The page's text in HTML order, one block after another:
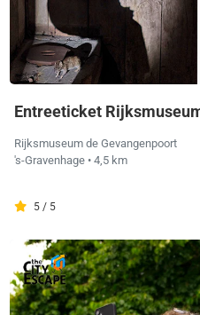
Entreeticket
Rijksmuseum de Gevangenpoort
's-Gravenhage • 4,5 km
5 / 5